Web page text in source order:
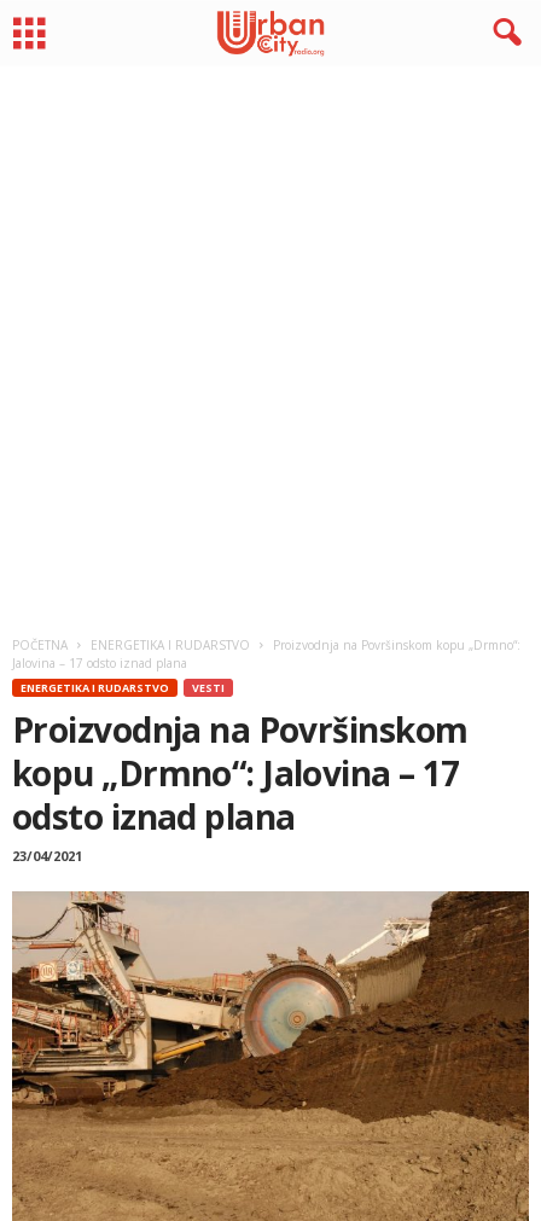
POČETNA ENERGETIKA I RUDARSTVO
Proizvodnja na Površinskom kopu „Drmno“:
Jalovina – 17 odsto iznad plana
ENERGETIKA I RUDARSTVO VESTI
Proizvodnja na Površinskom
kopu „Drmno“: Jalovina – 17
odsto iznad plana
23/04/2021